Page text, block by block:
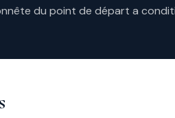
du point de départ a